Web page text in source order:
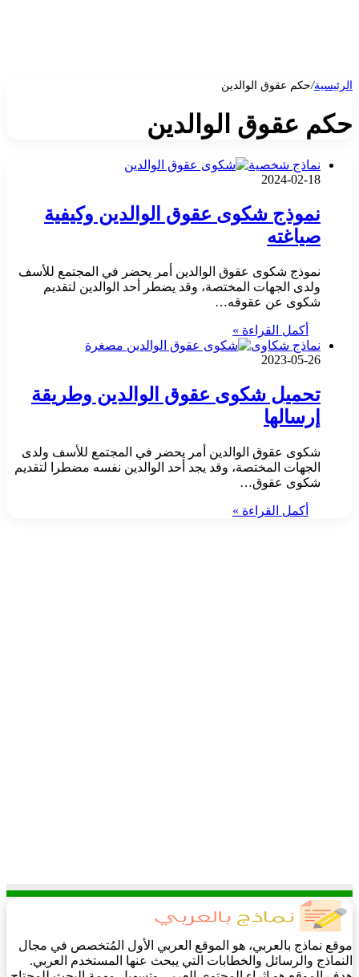
الرئيسية/حكم عقوق الوالدين
حكم عقوق الوالدين
نماذج شخصية
2024-02-18
نموذج شكوى عقوق الوالدين وكيفية
صياغته
نموذج شكوى عقوق الوالدين أمر يحضر في المجتمع للأسف
ولدى الجهات المختصة، وقد يضطر أحد الوالدين لتقديم
شكوى عن عقوقه…
أكمل القراءة »
نماذج شكاوى
2023-05-26
تحميل شكوى عقوق الوالدين وطريقة
إرسالها
شكوى عقوق الوالدين أمر يحضر في المجتمع للأسف ولدى
الجهات المختصة، وقد يجد أحد الوالدين نفسه مضطرا لتقديم
شكوى عقوق…
أكمل القراءة »
موقع نماذج بالعربي، هو الموقع العربي الأول المُتخصص في مجال
النماذج والرسائل والخطابات التي يبحث عنها المستخدم العربي.